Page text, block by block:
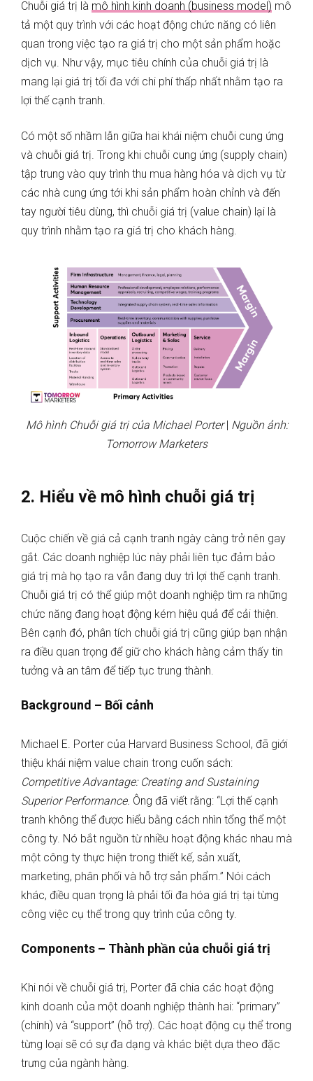
Chuỗi giá trị là mô hình kinh doanh (business model) mô
tả một quy trình với các hoạt động chức năng có liên
quan trong việc tạo ra giá trị cho một sản phẩm hoặc
dịch vụ. Như vậy, mục tiêu chính của chuỗi giá trị là
mang lại giá trị tối đa với chi phí thấp nhất nhằm tạo ra
lợi thế cạnh tranh.
Có một số nhầm lẫn giữa hai khái niệm chuỗi cung ứng
và chuỗi giá trị. Trong khi chuỗi cung ứng (supply chain)
tập trung vào quy trình thu mua hàng hóa và dịch vụ từ
các nhà cung ứng tới khi sản phẩm hoàn chỉnh và đến
tay người tiêu dùng, thì chuỗi giá trị (value chain) lại là
quy trình nhằm tạo ra giá trị cho khách hàng.
Mô hình Chuỗi giá trị của Michael Porter| Nguồn ảnh:
Tomorrow Marketers
2. Hiểu về mô hình chuỗi giá trị
Cuộc chiến về giá cả cạnh tranh ngày càng trở nên gay
gắt. Các doanh nghiệp lúc này phải liên tục đảm bảo
giá trị mà họ tạo ra vẫn đang duy trì lợi thế cạnh tranh.
Chuỗi giá trị có thể giúp một doanh nghiệp tìm ra những
chức năng đang hoạt động kém hiệu quả để cải thiện.
Bên cạnh đó, phân tích chuỗi giá trị cũng giúp bạn nhận
ra điều quan trọng để giữ cho khách hàng cảm thấy tin
tưởng và an tâm để tiếp tục trung thành.
Background – Bối cảnh
Michael E. Porter của Harvard Business School, đã giới
thiệu khái niệm value chain trong cuốn sách:
Competitive Advantage: Creating and Sustaining
Superior Performance. Ông đã viết rằng: “Lợi thế cạnh
tranh không thể được hiểu bằng cách nhìn tổng thể một
công ty. Nó bắt nguồn từ nhiều hoạt động khác nhau mà
một công ty thực hiện trong thiết kế, sản xuất,
marketing, phân phối và hỗ trợ sản phẩm.” Nói cách
khác, điều quan trọng là phải tối đa hóa giá trị tại từng
công việc cụ thể trong quy trình của công ty.
Components – Thành phần của chuỗi giá trị
Khi nói về chuỗi giá trị, Porter đã chia các hoạt động
kinh doanh của một doanh nghiệp thành hai: “primary”
(chính) và “support” (hỗ trợ). Các hoạt động cụ thể trong
từng loại sẽ có sự đa dạng và khác biệt dựa theo đặc
trưng của ngành hàng.